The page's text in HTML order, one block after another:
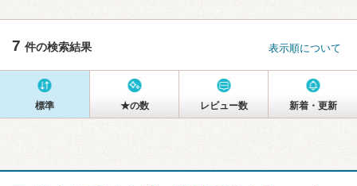
7 件の検索結果 表示順について
標準 ★の数 レビュー数 新着・更新